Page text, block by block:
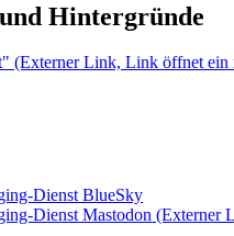
Hintergründe
(Externer Link, Link öffnet ein
Dienst BlueSky
Dienst Mastodon (Externer